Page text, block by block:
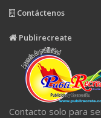
Contáctenos
Publirecreate
Contacto solo para